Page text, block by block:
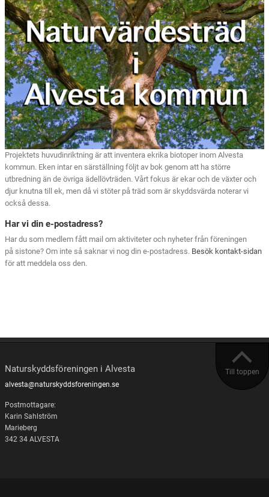
Projektets huvudinriktning är att inventera ekrika biotoper inom Alvesta
kommun. Eken intar en särställning följt av bok genom att ha större
utbredning än de övriga ädellövträden. Vårt fokus är ekar och de växter och
djur knutna till ek, men då vi stöter på träd som är skyddsvärda noterar vi
också dessa.
Har vi din e-postadress?
Har du som medlem fått mail om aktiviteter och nyheter från föreningen
på sistone? Om inte så saknar vi nog din e-postadress. Besök kontakt-sidan
för att meddela oss den.
Till toppen
Naturskyddsföreningen i Alvesta
alvesta@naturskyddsforeningen.se
Postmottagare:
Karin Sahlström
Marieberg
342 34 ALVESTA